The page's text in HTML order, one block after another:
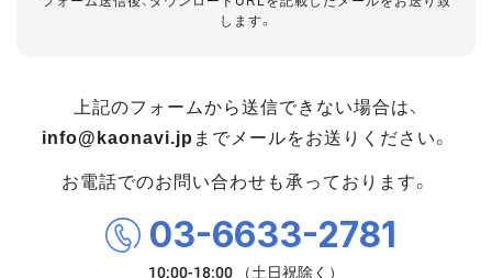
します。
上記のフォームから送信できない場合は、
info@kaonavi.jp までメールをお送りください。
お電話でのお問い合わせも承っております。
03-6633-2781